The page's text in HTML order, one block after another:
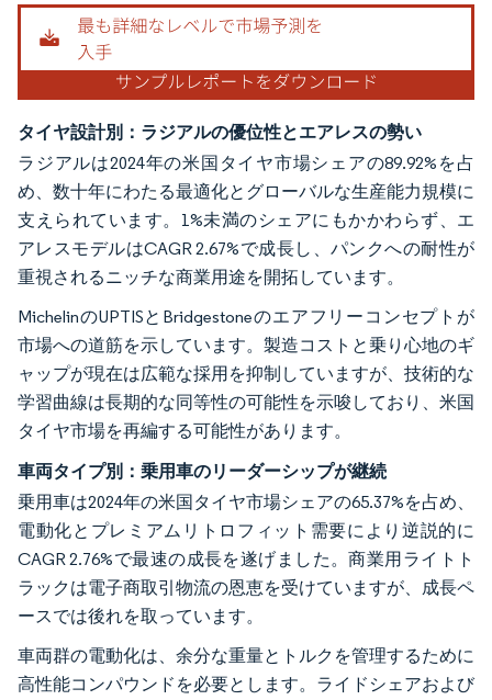
タイヤ設計別：ラジアルの優位性とエアレスの勢い
ラジアルは2024年の米国タイヤ市場シェアの89.92%を占
め、数十年にわたる最適化とグローバルな生産能力規模に
支えられています。1%未満のシェアにもかかわらず、エ
アレスモデルはCAGR 2.67%で成長し、パンクへの耐性が
重視されるニッチな商業用途を開拓しています。
MichelinのUPTISとBridgestoneのエアフリーコンセプトが
市場への道筋を示しています。製造コストと乗り心地のギ
ャップが現在は広範な採用を抑制していますが、技術的な
学習曲線は長期的な同等性の可能性を示唆しており、米国
タイヤ市場を再編する可能性があります。
車両タイプ別：乗用車のリーダーシップが継続
乗用車は2024年の米国タイヤ市場シェアの65.37%を占め、
電動化とプレミアムリトロフィット需要により逆説的に
CAGR 2.76%で最速の成長を遂げました。商業用ライトト
ラックは電子商取引物流の恩恵を受けていますが、成長ペ
ースでは後れを取っています。
車両群の電動化は、余分な重量とトルクを管理するために
高性能コンパウンドを必要とします。ライドシェアおよび